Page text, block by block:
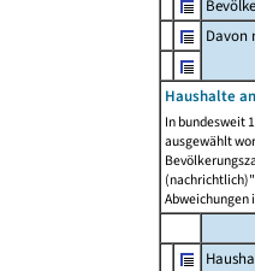
Davon
Haushalte
In bundesweit
ausgewählt
Abweichungen